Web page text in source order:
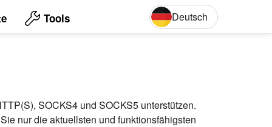
Tools English
Deutsch
SOCKS4 und SOCKS5 unterstützen.
nur die aktuellsten und funktionsfähigsten